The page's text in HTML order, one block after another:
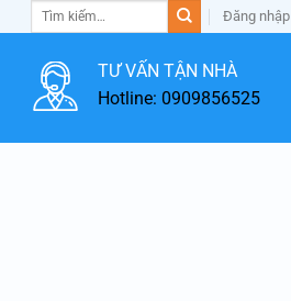
Tìm
Đăng nhập
TƯ VẤN TẬN NHÀ
Hotline: 0909856525